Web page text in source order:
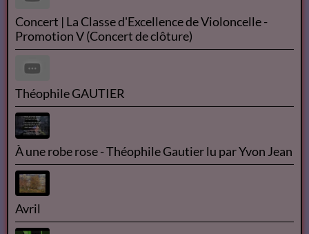
Schoenfeld International String Competition
Florian Pons - Classe d'Excellence - Kol Nidrei Bruch
2018 ISANGYUN COMPETITION 1st ROUND -
Florian Pons
Concert | La Classe d'Excellence de Violoncelle -
Promotion V (Concert de clôture)